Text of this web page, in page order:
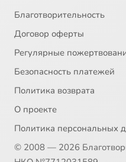
Благотворительность
Договор оферты
Регулярные
Безопасность платежей
Политика возврата
О проекте
Политика персональных
© 2008 — 2026